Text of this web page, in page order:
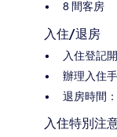
8 間客房
入住/退房
入住登記
辦理入住
退房時間
入住特別注